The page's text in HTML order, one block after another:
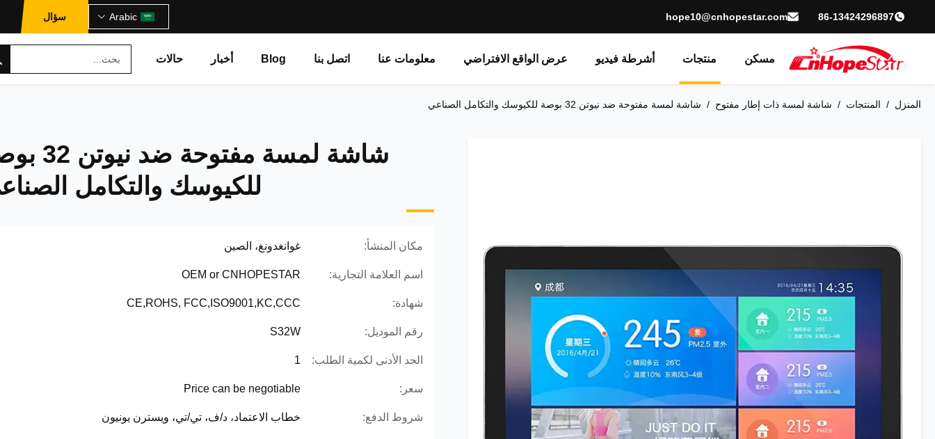
86-13424296897
hope10@cnhopestar.com
Arabic سؤال
مسكن منتجات أشرطة فيديو عرض الواقع الافتراضي معلومات عنا اتصل بنا Blog أخبار حالات
المنزل / المنتجات / شاشة لمسة ذات إطار مفتوح / شاشة لمسة مفتوحة ضد نيوتن 32 بوصة للكيوسك والتكامل الصناعي
شاشة لمسة مفتوحة
للكيوسك والتكامل
مكان المنشأ: غوانغدونغ، الصين
اسم العلامة التجارية: OEM or CNHOPESTAR
شهادة: CE,ROHS, FCC,ISO9001,KC,CCC
رقم الموديل: S32W
الحد الأدنى لكمية الطلب: 1
سعر: Price can be negotiable
شروط الدفع: خطاب الاعتماد، د/ف، تي/تي، ويسترن يونيون